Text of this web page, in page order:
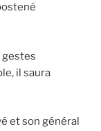
gestes
il saura
et son général